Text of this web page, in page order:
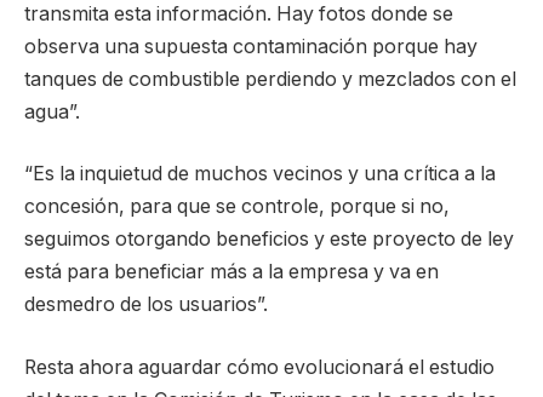
transmita esta información. Hay fotos donde se
observa una supuesta contaminación porque hay
tanques de combustible perdiendo y mezclados con el
agua”.
“Es la inquietud de muchos vecinos y una crítica a la
concesión, para que se controle, porque si no,
seguimos otorgando beneficios y este proyecto de ley
está para beneficiar más a la empresa y va en
desmedro de los usuarios”.
Resta ahora aguardar cómo evolucionará el estudio